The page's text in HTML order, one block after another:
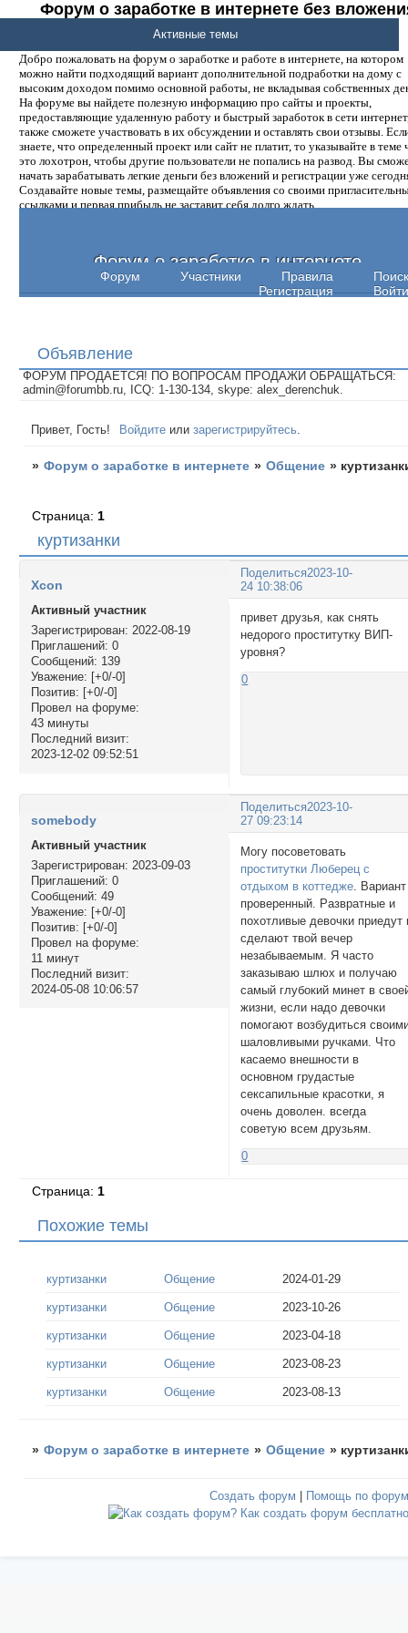
Форум о заработке в интернете без
денег.
Добро пожаловать на форум о заработке и работе в интернете, на котором
можно найти подходящий вариант дополнительной подработки на дому с
высоким доходом помимо основной работы, не вкладывая собственных
На форуме вы найдете полезную информацию про сайты и проекты,
предоставляющие удаленную работу и быстрый заработок в сети
также сможете участвовать в их обсуждении и оставлять свои отзывы.
знаете, что определенный проект или сайт не платит, то указывайте в теме
это лохотрон, чтобы другие пользователи не попались на развод. Вы
начать зарабатывать легкие деньги без вложений и регистрации уже
Создавайте новые темы, размещайте объявления со своими
ссылками и первая прибыль не заставит себя долго ждать.
Форум о заработке в интернете
Форум Участники Правила
Поиск
Регистрация
Войти
Активные темы
Объявление
ФОРУМ ПРОДАЕТСЯ! ПО ВОПРОСАМ ПРОДАЖИ ОБРАЩАТЬСЯ:
admin@forumbb.ru, ICQ: 1-130-134, skype: alex_derenchuk.
Привет, Гость! Войдите илизарегистрируйтесь
» Форум о заработке в интернете » Общение »
куртизанки
Страница: 1
Поделиться2023-10-
24 10:38:06
Xcon
Активный участник
Зарегистрирован: 2022-08-19
Приглашений: 0
Сообщений: 139
Уважение: [+0/-0]
Позитив: [+0/-0]
Провел на форуме:
43 минуты
Последний визит:
2023-12-02 09:52:51
привет друзья, как снять
недорого проститутку ВИП-
уровня?
0
Поделиться2023-10-
27 09:23:14
somebody
Активный участник
Зарегистрирован: 2023-09-03
Приглашений: 0
Сообщений: 49
Уважение: [+0/-0]
Позитив: [+0/-0]
Провел на форуме:
11 минут
Последний визит:
2024-05-08 10:06:57
Могу посоветовать
проститутки Люберец с
отдыхом в коттедже. Вариант
проверенный. Развратные и
похотливые девочки приедут
сделают твой вечер
незабываемым. Я часто
заказываю шлюх и получаю
самый глубокий минет в
жизни, если надо девочки
помогают возбудиться
шаловливыми ручками. Что
касаемо внешности в
основном грудастые
сексапильные красотки, я
очень доволен. всегда
советую всем друзьям.
0
Страница:1
Похожие темы
куртизанки Общение 2024-01-29
куртизанки Общение 2023-10-26
куртизанки Общение 2023-04-18
куртизанки Общение 2023-08-23
куртизанки Общение 2023-08-13
» Форум о заработке в интернете » Общение »
Создать форум Помощь по